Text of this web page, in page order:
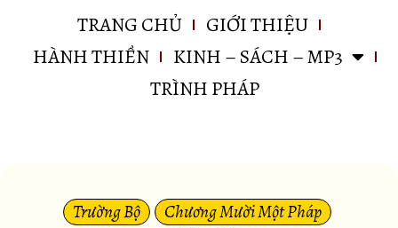
TRANG CHỦ
GIỚI THIỆU
HÀNH THIỀN
KINH – SÁCH – MP3
TRÌNH PHÁP
Trường Bộ Chương Mười Một Pháp